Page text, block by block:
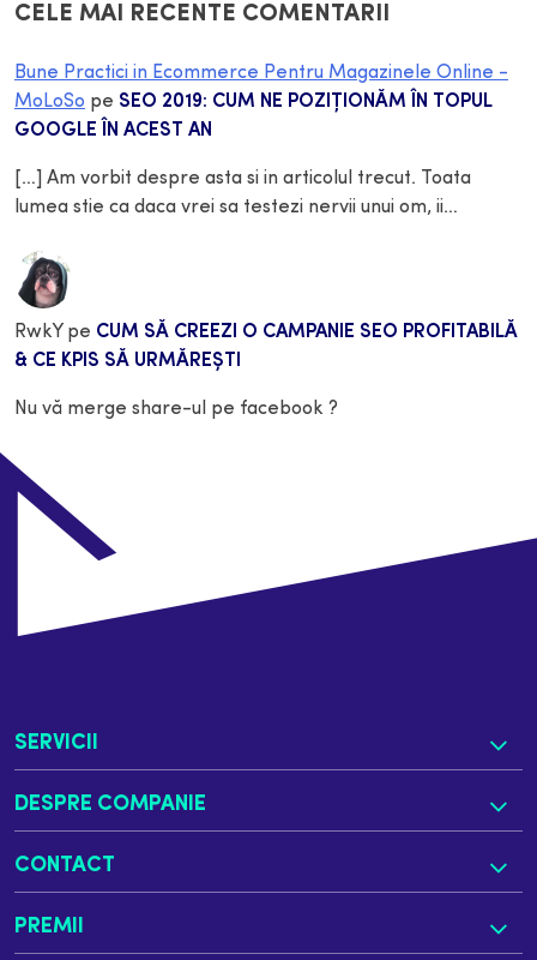
CELE MAI RECENTE COMENTARII
Bune Practici in Ecommerce Pentru Magazinele Online -
MoLoSo pe SEO 2019: CUM NE POZIŢIONĂM ÎN TOPUL
GOOGLE ÎN ACEST AN
[…] Am vorbit despre asta si in articolul trecut. Toata
lumea stie ca daca vrei sa testezi nervii unui om, ii…
RwkY pe CUM SĂ CREEZI O CAMPANIE SEO PROFITABILĂ
& CE KPIS SĂ URMĂREȘTI
Nu vă merge share-ul pe facebook ?
SERVICII
DESPRE COMPANIE
CONTACT
PREMII